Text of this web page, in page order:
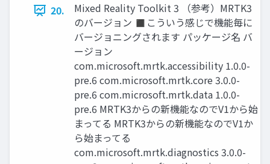
20.
Mixed Reality Toolkit 3 （参考）MRTK3
のバージョン ◼こういう感じで機能毎に
バージョニングされます パッケージ名 バ
ージョン
com.microsoft.mrtk.accessibility 1.0.0-
pre.6 com.microsoft.mrtk.core 3.0.0-
pre.6 com.microsoft.mrtk.data 1.0.0-
pre.6 MRTK3からの新機能なのでV1から始
まってる MRTK3からの新機能なのでV1か
ら始まってる
com.microsoft.mrtk.diagnostics 3.0.0-